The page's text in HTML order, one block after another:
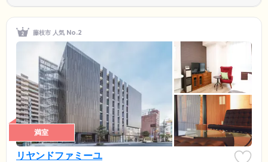
藤枝市 人気 No.2
満室
リヤンドファミーユ